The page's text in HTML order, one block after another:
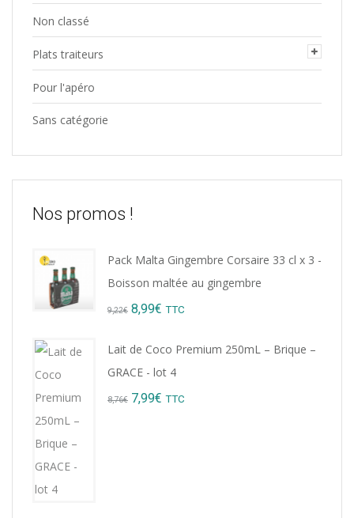
Non classé
Plats traiteurs
Pour l'apéro
Sans catégorie
Nos promos !
Pack Malta Gingembre Corsaire 33 cl x 3 -
Boisson maltée au gingembre
9,22€ Original
8,99€ Current
TTC
Lait de Coco Premium 250mL – Brique –
GRACE - lot 4
8,76€ Original
7,99€ Current
TTC